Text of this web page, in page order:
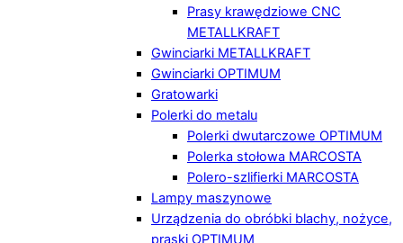
Prasy krawędziowe CNC
METALLKRAFT
Gwinciarki METALLKRAFT
Gwinciarki OPTIMUM
Gratowarki
Polerki do metalu
Polerki dwutarczowe OPTIMUM
Polerka stołowa MARCOSTA
Polero-szlifierki MARCOSTA
Lampy maszynowe
Urządzenia do obróbki blachy, nożyce,
praski OPTIMUM